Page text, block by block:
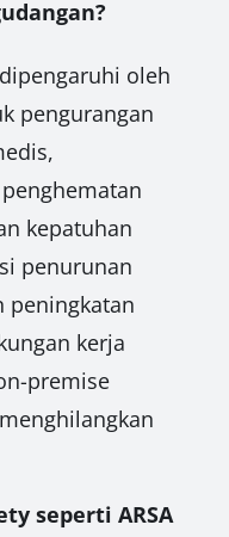
oleh
pengurangan
kepatuhan
penurunan
peningkatan
kerja
premise
seperti ARSA